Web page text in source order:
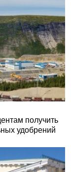
получить
удобрений